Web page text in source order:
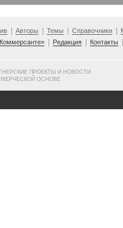
Авторы Темы Справочники
Редакция Контакты
ПРОЕКТЫ И НОВОСТИ
ОСНОВЕ